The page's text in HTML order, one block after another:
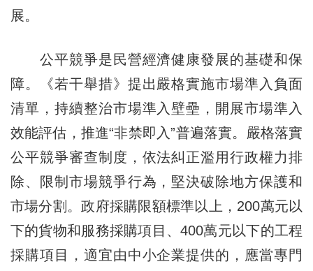
展。
公平競爭是民營經濟健康發展的基礎和保
障。《若干舉措》提出嚴格實施市場準入負面
清單，持續整治市場準入壁壘，開展市場準入
效能評估，推進“非禁即入”普遍落實。嚴格落實
公平競爭審查制度，依法糾正濫用行政權力排
除、限制市場競爭行為，堅決破除地方保護和
市場分割。政府採購限額標準以上，200萬元以
下的貨物和服務採購項目、400萬元以下的工程
採購項目，適宜由中小企業提供的，應當專門